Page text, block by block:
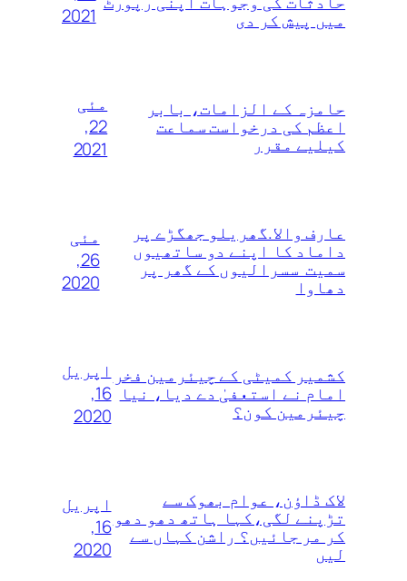
میں پیش کر دی
2021
حامزہ کے الزامات، بابر
اعظم کی درخواست سماعت
کیلیے مقرر
مئی
22,
2021
عارف والا.گھریلو جھگڑے پر
داماد کا اپنے دو ساتھیوں
سمیت سسرالیوں کے گھر پر
دھاوا
مئی
26,
2020
کشمیر کمیٹی کے چیئرمین فخر
امام نے استعفیٰ دے دیا، نیا
چیئرمین کون؟
اپریل
16,
2020
لاک ڈاؤن، عوام بھوک سے
تڑپنے لگی،کہا ہاتھ دھو دھو
کر مر جائیں؟ راشن کہاں سے
لیں
اپریل
16,
2020